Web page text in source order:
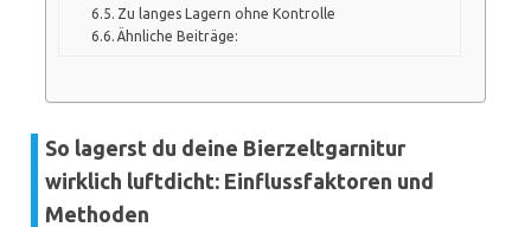
Zu langes Lagern ohne Kontrolle
Ähnliche Beiträge:
So lagerst du deine Bierzeltgarnitur
wirklich luftdicht: Einflussfaktoren und
Methoden